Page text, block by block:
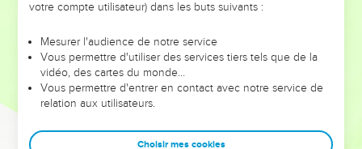
leur foi ou leur vision. Mais on voit moins les doutes, les erreurs
et les saisons difficiles qu'ils ont traversés, alors même que ce
sont elles qui les ont façonnés.
Dans cette conférence, leaders, entrepreneurs, et responsables
clés pour avancer avec plus de sagesse afin que leurs erreurs
votre compte utilisateur) dans les buts suivants :
Mesurer l'audience de notre service
Vous permettre d'utiliser des services tiers tels que de la
vidéo, des cartes du monde…
Vous permettre d'entrer en contact avec notre service de
relation aux utilisateurs.
Choisir mes cookies